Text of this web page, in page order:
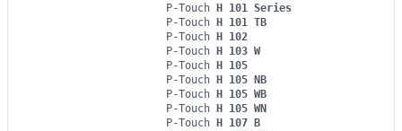
P-Touch H 101 Series
P-Touch H 101 TB
P-Touch H 102
P-Touch H 103 W
P-Touch H 105
P-Touch H 105 NB
P-Touch H 105 WB
P-Touch H 105 WN
P-Touch H 107 B